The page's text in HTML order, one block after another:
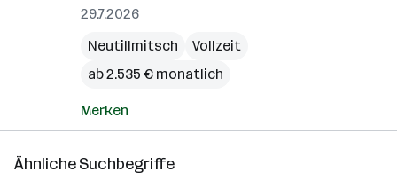
29.7.2026
Neutillmitsch
Vollzeit
ab 2.535 € monatlich
Merken
Ähnliche Suchbegriffe